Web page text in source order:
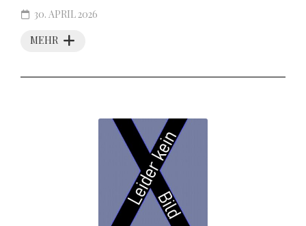
MEHR
30. APRIL 2026